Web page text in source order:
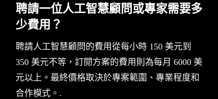
聘請一位人工智慧顧問或專家需要多
少費用？
聘請人工智慧顧問的費用從每小時 150 美元到
350 美元不等，訂閱方案的費用則為每月 6000 美
元以上。最終價格取決於專案範圍、專業程度和
合作模式。.